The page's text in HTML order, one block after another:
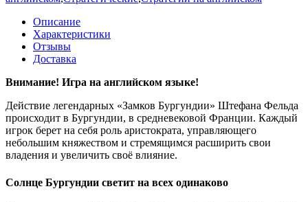
Описание
Характеристики
Отзывы
Доставка
Внимание! Игра на английском языке!
Действие легендарных «Замков Бургундии» Штефана Фельда
происходит в Бургундии, в средневековой Франции. Каждый
игрок берет на себя роль аристократа, управляющего
небольшим княжеством и стремящимся расширить свои
владения и увеличить своё влияние.
Солнце Бургундии светит на всех одинаково